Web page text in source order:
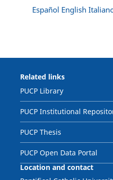
Español English
Related links
PUCP Library
PUCP Institutional
PUCP Thesis
PUCP Open Data Portal
Location and contact